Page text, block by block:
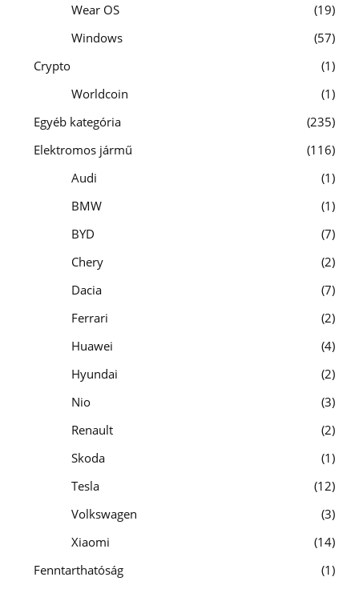
Wear OS
19
Windows
57
Crypto
1
Worldcoin
1
Egyéb kategória
235
Elektromos jármű
116
Audi
1
BMW
1
BYD
7
Chery
2
Dacia
7
Ferrari
2
Huawei
4
Hyundai
2
Nio
3
Renault
2
Skoda
1
Tesla
12
Volkswagen
3
Xiaomi
14
Fenntarthatóság
1